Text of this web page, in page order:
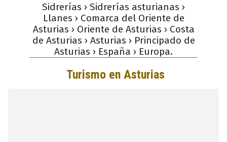
Sidrerías › Sidrerías asturianas ›
Llanes › Comarca del Oriente de
Asturias › Oriente de Asturias › Costa
de Asturias › Asturias › Principado de
Asturias › España › Europa.